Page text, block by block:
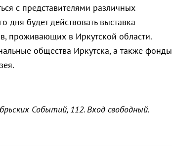
с представителями различных
дня будет действовать выставка
проживающих в Иркутской области.
общества Иркутска, а также фонды
Событий, 112. Вход свободный.